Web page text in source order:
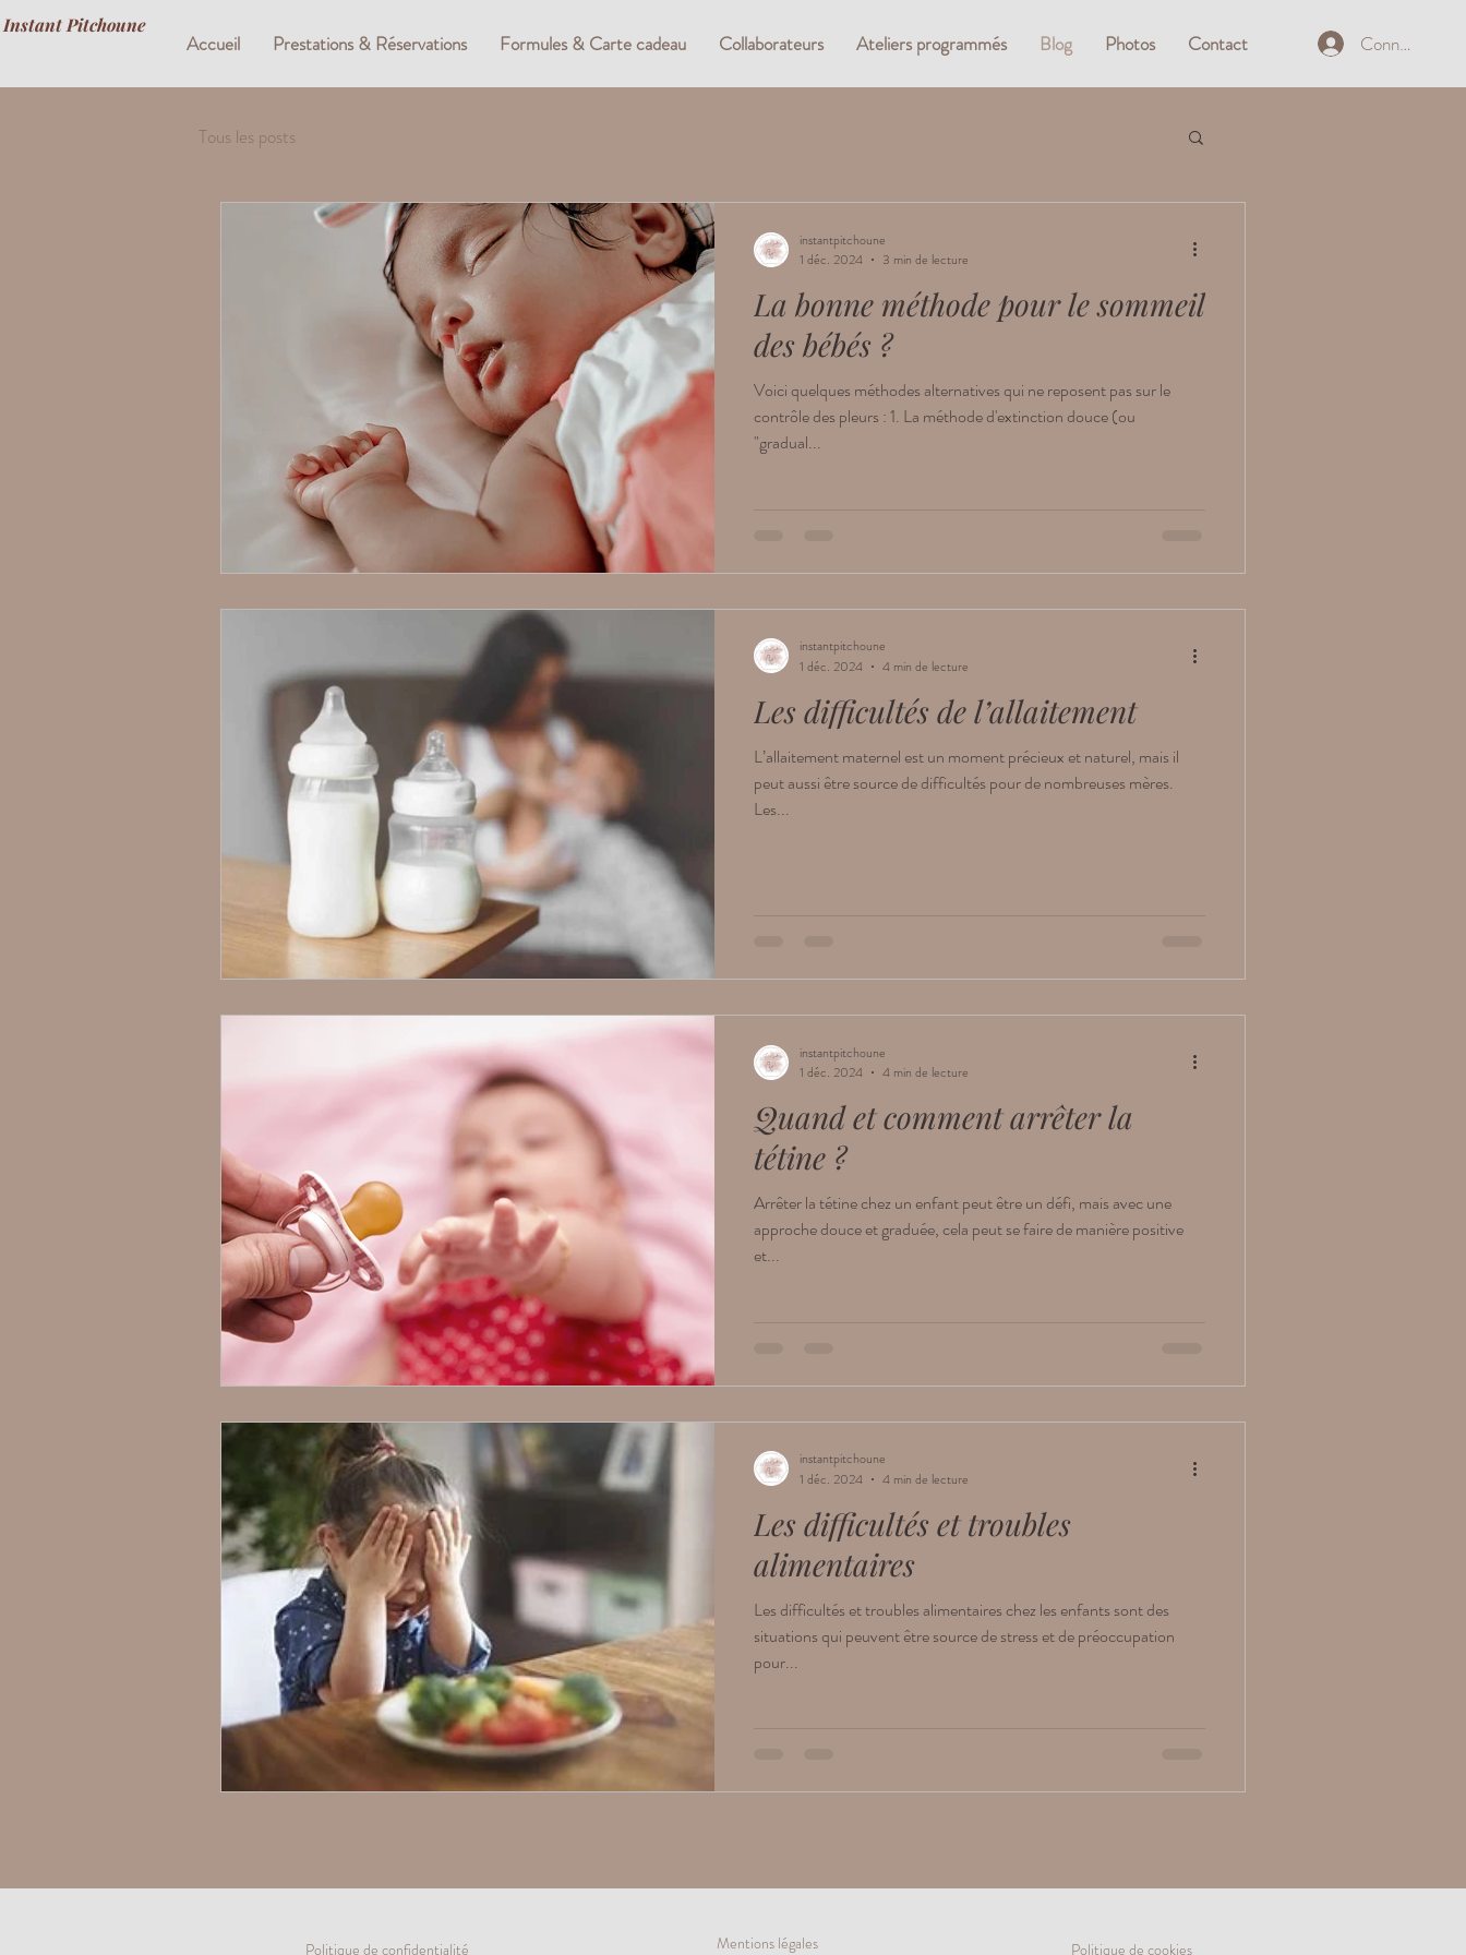
Instant Pitchoune
Accueil Prestations & Réservations Formules & Carte cadeau Collaborateurs Ateliers programmés Blog Photos Contact Connexion
Tous les posts
La bonne méthode pour le sommeil
des bébés ?
Voici quelques méthodes alternatives qui ne reposent pas sur le
contrôle des pleurs : 1. La méthode d'extinction douce (ou
"gradual...
instantpitchoune
1 déc. 2024
3 min de lecture
Les difficultés de l’allaitement
L’allaitement maternel est un moment précieux et naturel, mais il
peut aussi être source de difficultés pour de nombreuses mères.
Les...
instantpitchoune
1 déc. 2024
4 min de lecture
Quand et comment arrêter la
tétine ?
Arrêter la tétine chez un enfant peut être un défi, mais avec une
approche douce et graduée, cela peut se faire de manière positive
et...
instantpitchoune
1 déc. 2024
4 min de lecture
Les difficultés et troubles
alimentaires
Les difficultés et troubles alimentaires chez les enfants sont des
situations qui peuvent être source de stress et de préoccupation
pour...
instantpitchoune
1 déc. 2024
4 min de lecture
Politique de confidentialité Mentions légales Politique de cookies